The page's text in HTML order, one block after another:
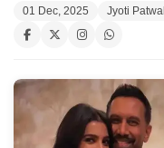
01 Dec, 2025 Jyoti Patwal